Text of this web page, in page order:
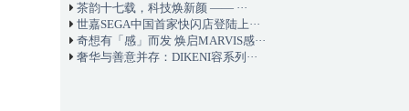
茶韵十七载，科技焕新颜 —— ···
世嘉SEGA中国首家快闪店登陆上···
奇想有「感」而发 焕启MARVIS感···
奢华与善意并存：DIKENI容系列···